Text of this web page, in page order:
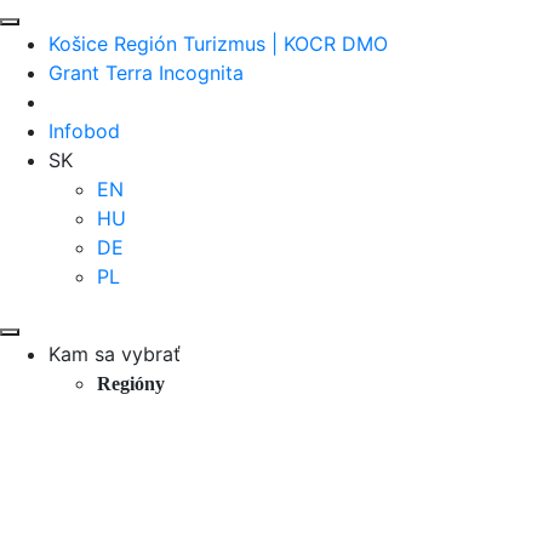
Košice Región Turizmus | KOCR DMO
Grant Terra Incognita
Infobod
SK
EN
HU
DE
PL
Kam sa vybrať
Regióny